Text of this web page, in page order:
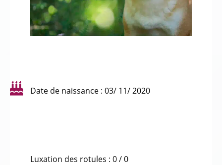
 Date de naissance : 03/ 11/ 2020
Luxation des rotules : 0 / 0